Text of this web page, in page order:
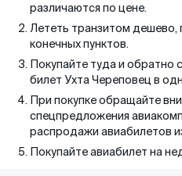
различаются по цене.
Лететь транзитом дешево,
конечных пунктов.
Покупайте туда и обратно
билет Ухта Череповец в
При покупке обращайте
спецпредложения
распродажи авиабилетов
Покупайте авиабилет на